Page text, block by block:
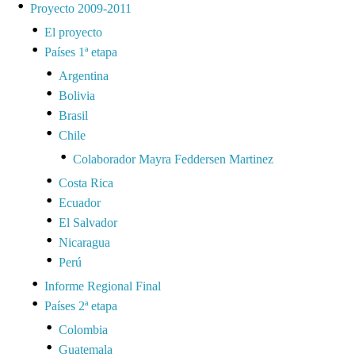
Proyecto 2009-2011
El proyecto
Países 1ª etapa
Argentina
Bolivia
Brasil
Chile
Colaborador Mayra Feddersen Martinez
Costa Rica
Ecuador
El Salvador
Nicaragua
Perú
Informe Regional Final
Países 2ª etapa
Colombia
Guatemala